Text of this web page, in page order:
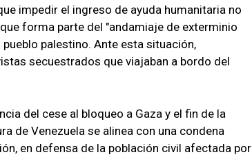
impedir el ingreso de ayuda humanitaria no
forma parte del "andamiaje de exterminio
palestino. Ante esta situación,
secuestrados que viajaban a bordo del
del cese al bloqueo a Gaza y el fin de la
de Venezuela se alinea con una condena
en defensa de la población civil afectada por